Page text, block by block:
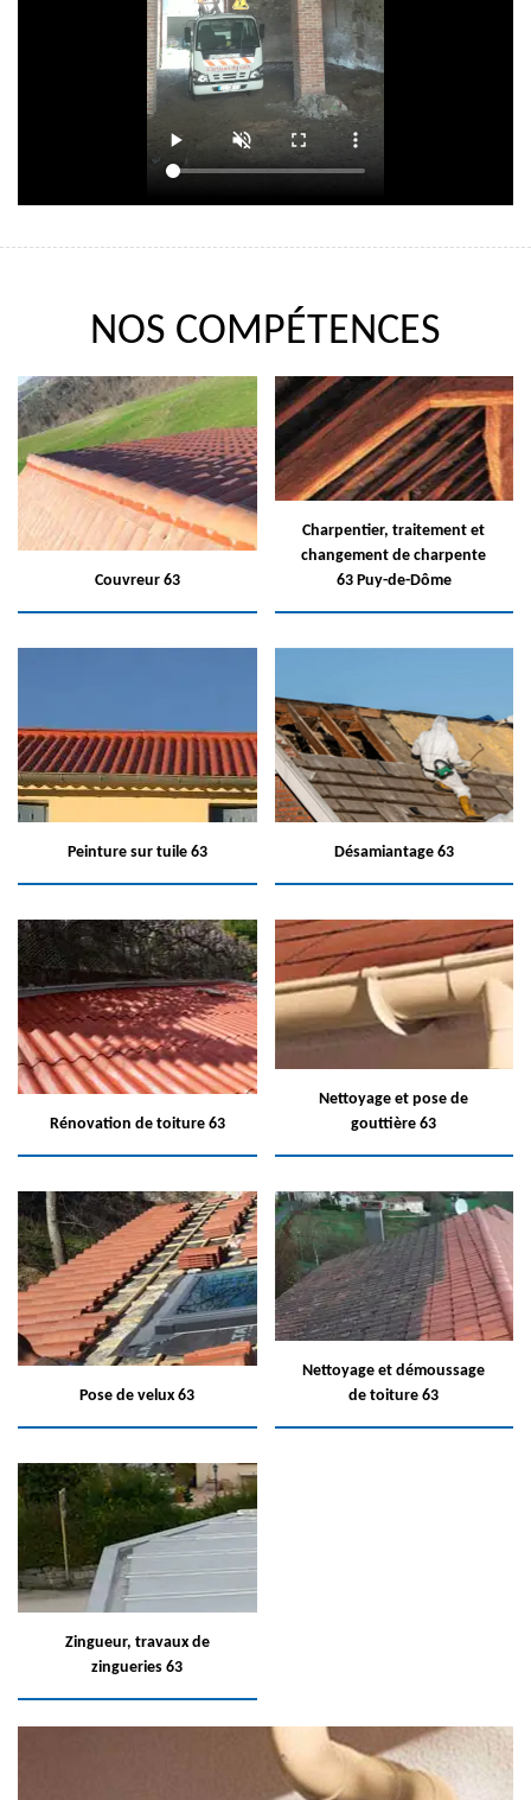
NOS COMPÉTENCES
Couvreur 63
Charpentier, traitement et
changement de charpente
63 Puy-de-Dôme
Peinture sur tuile 63 Désamiantage 63
Rénovation de toiture 63
Nettoyage et pose de
gouttière 63
Pose de velux 63
Nettoyage et démoussage
de toiture 63
Zingueur, travaux de
zingueries 63